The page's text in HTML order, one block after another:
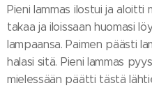
Pieni lammas ilostui ja aloitti
takaa ja iloissaan huomasi
lampaansa. Paimen päästi
halasi sitä. Pieni lammas
mielessään päätti tästä